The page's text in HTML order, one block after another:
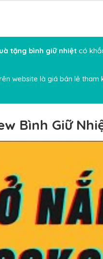
tặng bình giữ nhiệtcó
website là giá bán lẻ
Bình Giữ